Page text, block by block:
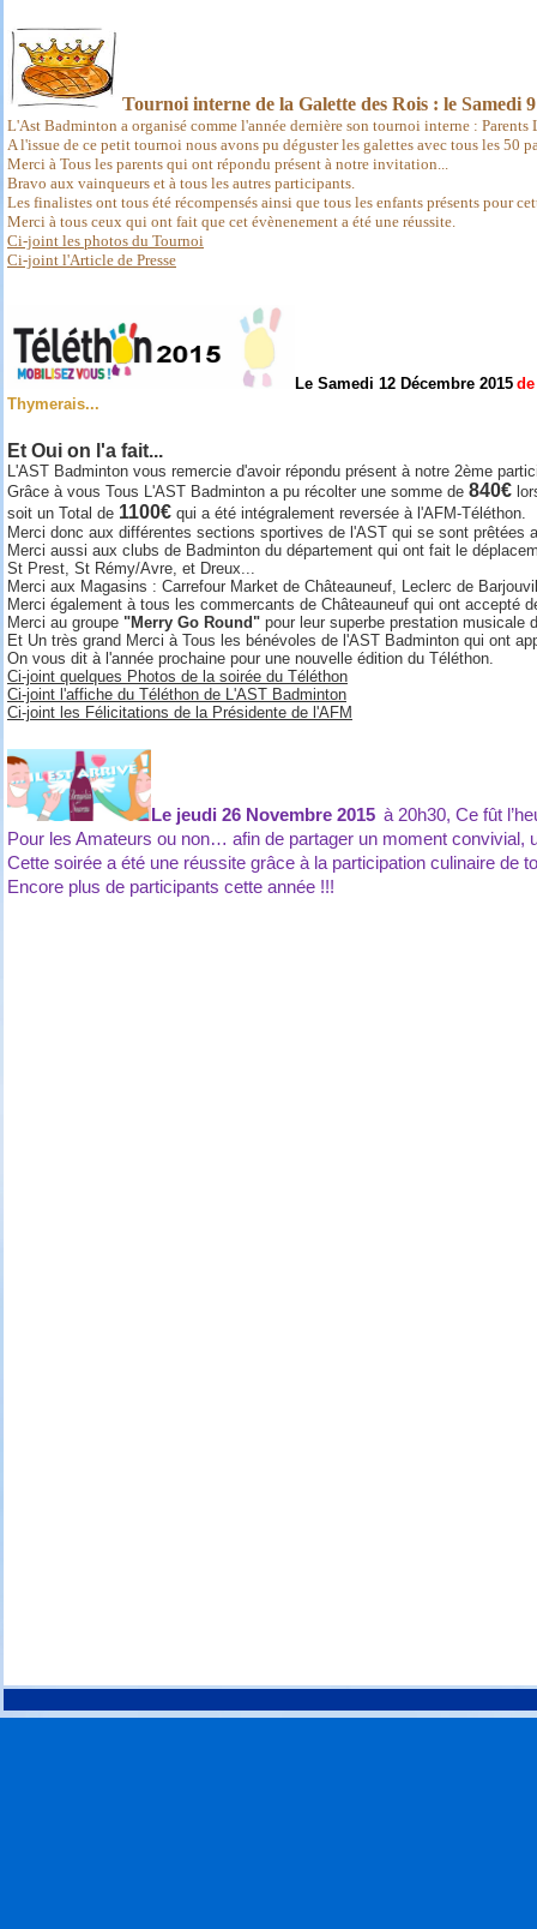
Tournoi interne de la Galette des Rois : le Samedi
L'Ast Badminton a organisé comme l'année dernière son tournoi interne :
A l'issue de ce petit tournoi nous avons pu déguster les galettes avec tous les 50
Merci à Tous les parents qui ont répondu présent à notre invitation...
Bravo aux vainqueurs et à tous les autres participants.
Les finalistes ont tous été récompensés ainsi que tous les enfants présents pour
Merci à tous ceux qui ont fait que cet évènenement a été une réussite.
Ci-joint les photos du Tournoi
Ci-joint l'Article de Presse
Le Samedi 12 Décembre 2015
Thymerais...
Et Oui on l'a fait...
L'AST Badminton vous remercie d'avoir répondu présent à notre 2ème
Grâce à vous Tous L'AST Badminton a pu récolter une somme de 840€
soit un Total de 1100€ qui a été intégralement reversée à l'AFM-Téléthon.
Merci donc aux différentes sections sportives de l'AST qui se sont
Merci aussi aux clubs de Badminton du département qui ont fait le
St Prest, St Rémy/Avre, et Dreux...
Merci aux Magasins : Carrefour Market de Châteauneuf, Leclerc de
Merci également à tous les commercants de Châteauneuf qui ont accepté
Merci au groupe "Merry Go Round" pour leur superbe prestation musicale
Et Un très grand Merci à Tous les bénévoles de l'AST Badminton qui ont
On vous dit à l'année prochaine pour une nouvelle édition du Téléthon.
Ci-joint quelques Photos de la soirée du Téléthon
Ci-joint l'affiche du Téléthon de L'AST Badminton
Ci-joint les Félicitations de la Présidente de l'AFM
Le jeudi 26 Novembre 2015 à 20h30, Ce fût
Pour les Amateurs ou non… afin de partager un moment convivial,
Cette soirée a été une réussite grâce à la participation culinaire de
Encore plus de participants cette année !!!